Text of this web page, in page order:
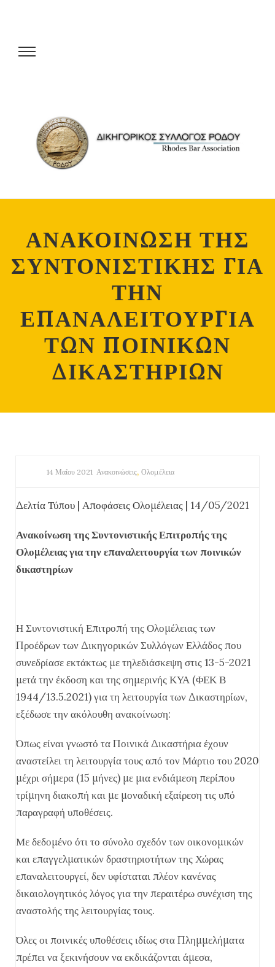
ΑΝΑΚΟΙΝΩΣΗ ΤΗΣ
ΣΥΝΤΟΝΙΣΤΙΚΗΣ ΓΙΑ
ΤΗΝ
ΕΠΑΝΑΛΕΙΤΟΥΡΓΙΑ
ΤΩΝ ΠΟΙΝΙΚΩΝ
ΔΙΚΑΣΤΗΡΙΩΝ
14 Μαΐου 2021 Ανακοινώσεις, Ολομέλεια
Δελτία Τύπου | Αποφάσεις Ολομέλειας | 14/05/2021
Ανακοίνωση της Συντονιστικής Επιτροπής της
Ολομέλειας για την επαναλειτουργία των ποινικών
δικαστηρίων
Η Συντονιστική Επιτροπή της Ολομέλειας των
Προέδρων των Δικηγορικών Συλλόγων Ελλάδος που
συνεδρίασε εκτάκτως με τηλεδιάσκεψη στις 13-5-2021
μετά την έκδοση και της σημερινής ΚΥΑ (ΦΕΚ Β
1944/13.5.2021) για τη λειτουργία των Δικαστηρίων,
εξέδωσε την ακόλουθη ανακοίνωση:
Όπως είναι γνωστό τα Ποινικά Δικαστήρια έχουν
αναστείλει τη λειτουργία τους από τον Μάρτιο του 2020
μέχρι σήμερα (15 μήνες) με μια ενδιάμεση περίπου
τρίμηνη διακοπή και με μοναδική εξαίρεση τις υπό
παραγραφή υποθέσεις.
Με δεδομένο ότι το σύνολο σχεδόν των οικονομικών
και επαγγελματικών δραστηριοτήτων της Χώρας
επαναλειτουργεί, δεν υφίσταται πλέον κανένας
δικαιολογητικός λόγος για την περαιτέρω συνέχιση της
αναστολής της λειτουργίας τους.
Όλες οι ποινικές υποθέσεις ιδίως στα Πλημμελήματα
πρέπει να ξεκινήσουν να εκδικάζονται άμεσα,